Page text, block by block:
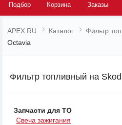
Подбор Корзина Заказы
APEX.RU Каталог Фильтр
Octavia
Фильтр топливный на
Запчасти для ТО
Свеча зажигания